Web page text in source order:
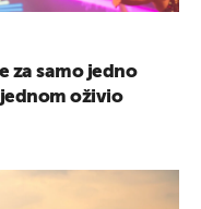
za samo jedno
oživio